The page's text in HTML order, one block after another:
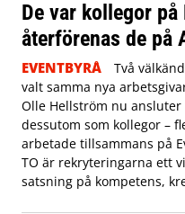
De var kollegor
återförenas de på
EVENTBYRÅ
Två
valt samma nya
Olle Hellström nu ansluter
dessutom som kollegor –
arbetade tillsammans på
TO är rekryteringarna ett
satsning på kompetens,